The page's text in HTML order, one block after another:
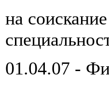
на
01.04.07 -